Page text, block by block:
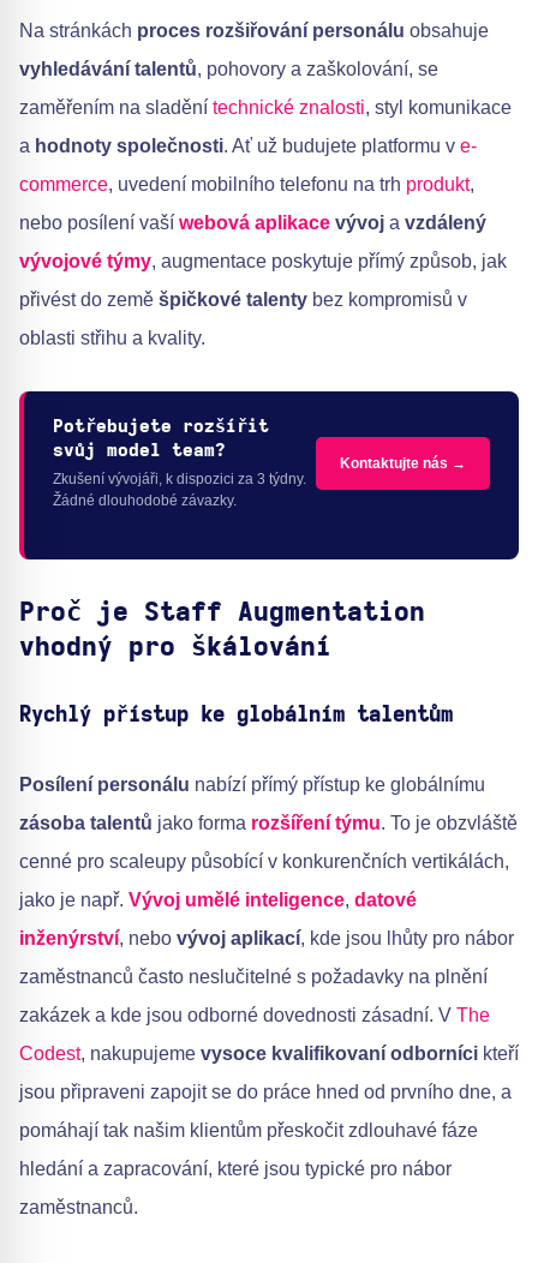
Na stránkách proces rozšiřování personálu obsahuje
vyhledávání talentů, pohovory a zaškolování, se
zaměřením na sladění technické znalosti, styl komunikace
a hodnoty společnosti. Ať už budujete platformu v e-
commerce, uvedení mobilního telefonu na trh produkt,
nebo posílení vaší webová aplikace vývoj a vzdálený
vývojové týmy, augmentace poskytuje přímý způsob, jak
přivést do země špičkové talenty bez kompromisů v
oblasti střihu a kvality.
Potřebujete rozšířit
svůj model team?
Zkušení vývojáři, k dispozici za 3 týdny.
Žádné dlouhodobé závazky.
Kontaktujte nás →
Proč je Staff Augmentation
vhodný pro škálování
Rychlý přístup ke globálním talentům
Posílení personálu nabízí přímý přístup ke globálnímu
zásoba talentů jako forma rozšíření týmu. To je obzvláště
cenné pro scaleupy působící v konkurenčních vertikálách,
jako je např. Vývoj umělé inteligence, datové
inženýrství, nebo vývoj aplikací, kde jsou lhůty pro nábor
zaměstnanců často neslučitelné s požadavky na plnění
zakázek a kde jsou odborné dovednosti zásadní. V The
Codest, nakupujeme vysoce kvalifikovaní odborníci kteří
jsou připraveni zapojit se do práce hned od prvního dne, a
pomáhají tak našim klientům přeskočit zdlouhavé fáze
hledání a zapracování, které jsou typické pro nábor
zaměstnanců.